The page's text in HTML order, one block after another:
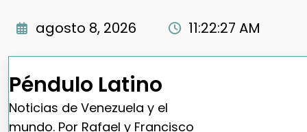
agosto 8, 2026 11:22:28 AM
Péndulo Latino
Noticias de Venezuela y el
mundo. Por Rafael y Francisco